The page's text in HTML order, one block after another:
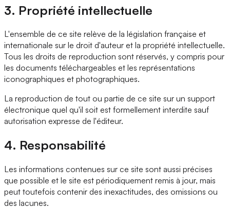
3. Propriété intellectuelle
L'ensemble de ce site relève de la législation française et
internationale sur le droit d'auteur et la propriété intellectuelle.
Tous les droits de reproduction sont réservés, y compris pour
les documents téléchargeables et les représentations
iconographiques et photographiques.
La reproduction de tout ou partie de ce site sur un support
électronique quel qu'il soit est formellement interdite sauf
autorisation expresse de l'éditeur.
4. Responsabilité
Les informations contenues sur ce site sont aussi précises
que possible et le site est périodiquement remis à jour, mais
peut toutefois contenir des inexactitudes, des omissions ou
des lacunes.